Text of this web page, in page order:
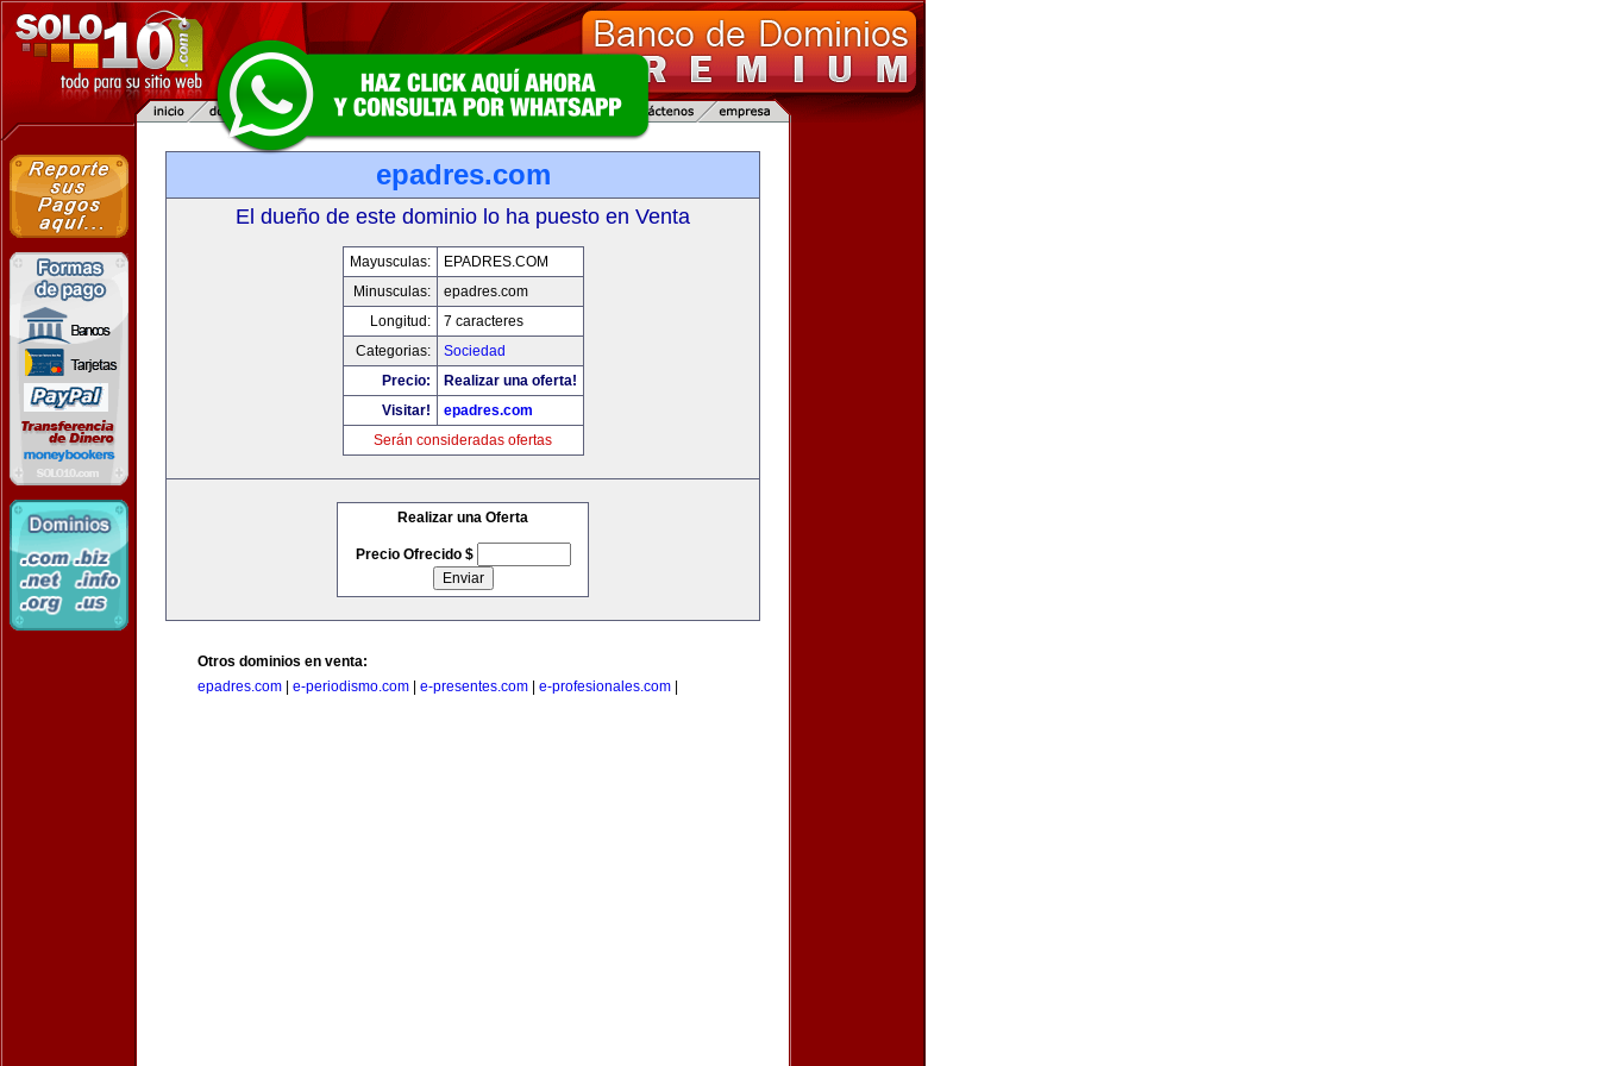
epadres.com
El dueño de este dominio lo ha puesto en Venta
Mayusculas:
EPADRES.COM
Minusculas:
epadres.com
Longitud:
7 caracteres
Categorias:
Sociedad
Precio:
Realizar una oferta!
Visitar!
epadres.com
Serán consideradas ofertas
Realizar una Oferta
Precio Ofrecido $
Otros dominios en venta:
epadres.com
e-periodismo.com e-presentes.com e-profesionales.com